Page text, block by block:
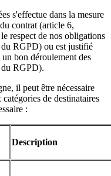
s'effectue dans la mesure
contrat (article 6,
respect de nos obligations
RGPD) ou est justifié
bon déroulement des
RGPD).
il peut être nécessaire
de destinataires
:
Description